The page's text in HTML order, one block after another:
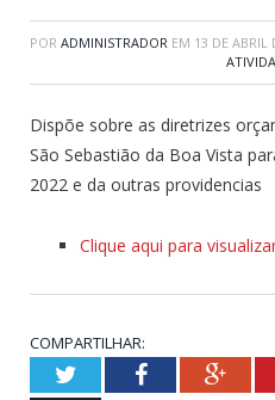
POR ADMINISTRADOR EM 13 DE ABRIL
Dispõe sobre as diretrizes
São Sebastião da Boa Vista
2022 e da outras providencias
Clique aqui para
COMPARTILHAR:
TwitterFacebook